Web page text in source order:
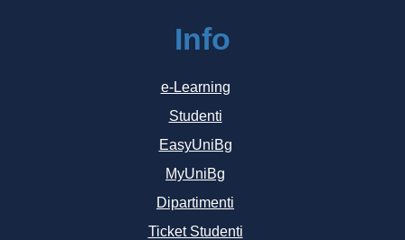
Info
e-Learning
Studenti
EasyUniBg
MyUniBg
Dipartimenti
Ticket Studenti